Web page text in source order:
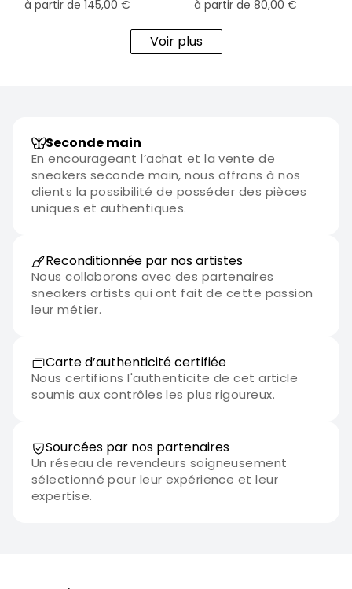
Heart T-shirt à manches
à partir de 145,00 €
Emblem T-shirt Bleu
à partir de 80,00 €
Voir plus
Seconde main
En encourageant l’achat et la vente de
sneakers seconde main, nous offrons à nos
clients la possibilité de posséder des pièces
uniques et authentiques.
Reconditionnée par nos artistes
Nous collaborons avec des partenaires
sneakers artists qui ont fait de cette passion
leur métier.
Carte d’authenticité certifiée
Nous certifions l'authenticite de cet article
soumis aux contrôles les plus rigoureux.
Sourcées par nos partenaires
Un réseau de revendeurs soigneusement
sélectionné pour leur expérience et leur
expertise.